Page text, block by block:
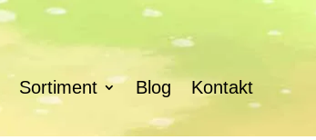
Sortiment Blog Kontakt